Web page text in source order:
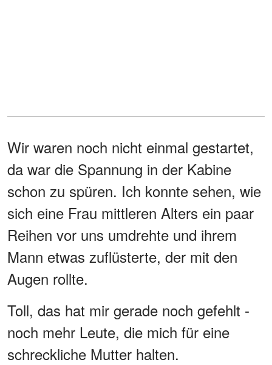
Wir waren noch nicht einmal gestartet,
da war die Spannung in der Kabine
schon zu spüren. Ich konnte sehen, wie
sich eine Frau mittleren Alters ein paar
Reihen vor uns umdrehte und ihrem
Mann etwas zuflüsterte, der mit den
Augen rollte.
Toll, das hat mir gerade noch gefehlt -
noch mehr Leute, die mich für eine
schreckliche Mutter halten.